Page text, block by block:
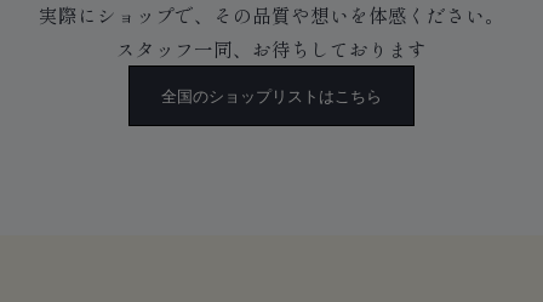
実際にショップで、その品質や想いを体感ください。
スタッフ一同、お待ちしております
全国のショップリストはこちら